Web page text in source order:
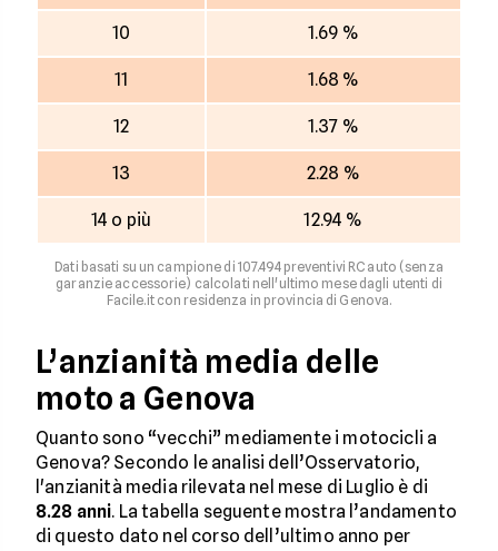
10 1.69 %
11 1.68 %
12 1.37 %
13 2.28 %
14 o più 12.94 %
Dati basati su un campione di 107.494 preventivi RC auto (senza
garanzie accessorie) calcolati nell'ultimo mese dagli utenti di
Facile.it con residenza in provincia di Genova.
L’anzianità media delle
moto a Genova
Quanto sono “vecchi” mediamente i motocicli a
Genova? Secondo le analisi dell’Osservatorio,
l'anzianità media rilevata nel mese di Luglio è di
8.28 anni. La tabella seguente mostra l’andamento
di questo dato nel corso dell’ultimo anno per